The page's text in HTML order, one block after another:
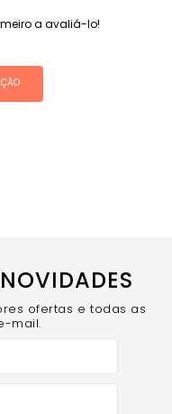
a avaliá-lo!
ofertas e todas as
mail.